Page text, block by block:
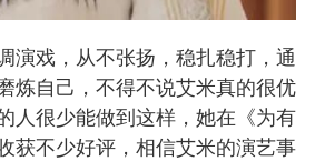
戏，从不张扬，稳扎稳打，通
炼自己，不得不说艾米真的很优
人很少能做到这样，她在《为有
获不少好评，相信艾米的演艺事